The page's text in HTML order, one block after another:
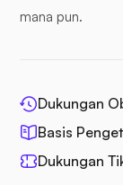
mana pun.
Dukungan
Basis
Dukungan